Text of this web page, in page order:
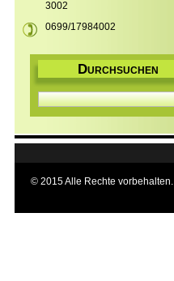
3002
0699/17984002
DURCHSUCHEN
© 2015 Alle Rechte vorbehalten.